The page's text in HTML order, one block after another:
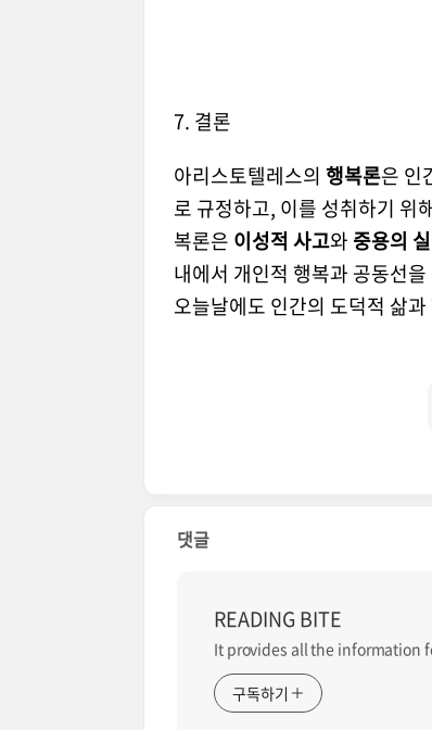
7. 결론
아리스토텔레스의 행복론은 인
로 규정하고, 이를 성취하기 위
복론은 이성적 사고와 중용의
내에서 개인적 행복과 공동선
오늘날에도 인간의 도덕적 삶
댓글
READING BITE
It provides all the information
구독하기